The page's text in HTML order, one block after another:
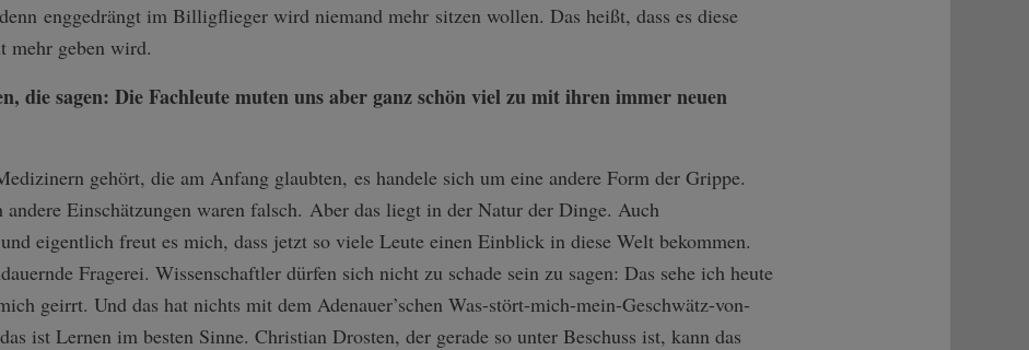
enggedrängt im Billigflieger wird niemand mehr sitzen wollen. Das heißt, dass es diese
mehr geben wird.
die sagen: Die Fachleute muten uns aber ganz schön viel zu mit ihren immer neuen
gehört, die am Anfang glaubten, es handele sich um eine andere Form der Grippe.
Einschätzungen waren falsch. Aber das liegt in der Natur der Dinge. Auch
eigentlich freut es mich, dass jetzt so viele Leute einen Einblick in diese Welt bekommen.
Fragerei. Wissenschaftler dürfen sich nicht zu schade sein zu sagen: Das sehe ich heute
geirrt. Und das hat nichts mit dem Adenauer’schen Was-stört-mich-­mein-Geschwätz-­von-
ist Lernen im besten Sinne. Christian Drosten, der gerade so unter Beschuss ist, kann das